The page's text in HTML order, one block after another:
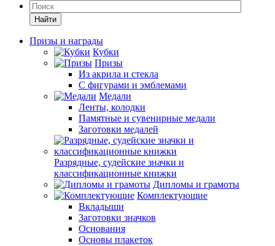
Найти
Призы и награды
Кубки
Призы
Из акрила и стекла
С фигурами и эмблемами
Медали
Ленты, колодки
Памятные и сувенирные медали
Заготовки медалей
Разрядные, судейские значки и
классификационные книжки
Дипломы и грамоты
Комплектующие
Вкладыши
Заготовки значков
Основания
Основы плакеток